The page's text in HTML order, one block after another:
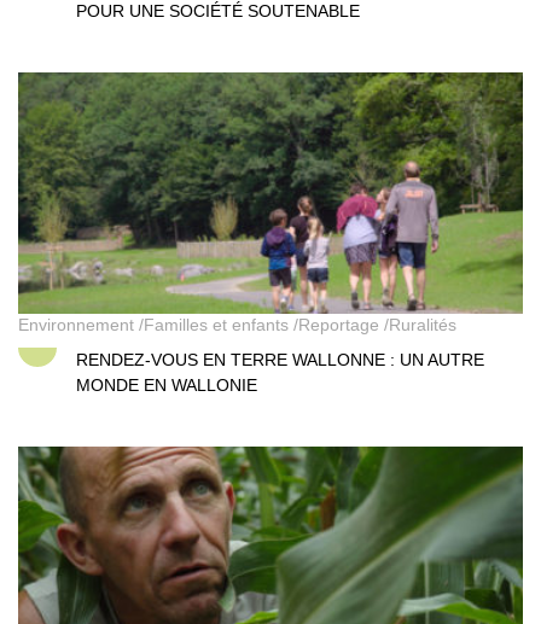
POUR UNE SOCIÉTÉ SOUTENABLE
Rendez-vous en terre wallonne
Environnement Familles et enfants Reportage Ruralités
RENDEZ-VOUS EN TERRE WALLONNE : UN AUTRE
MONDE EN WALLONIE
Rendez-vous en terre fertile